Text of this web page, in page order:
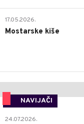
17.05.2026.
Mostarske kiše
NAVIJAČI
24.07.2026.